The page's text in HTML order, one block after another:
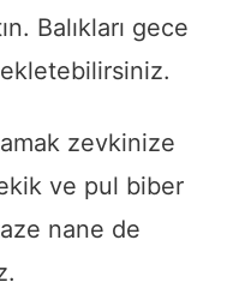
Balıkları gece
zevkinize
ve pul biber
nane de